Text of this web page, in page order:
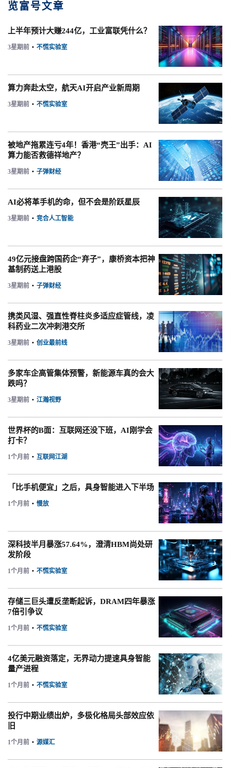
览富号文章
上半年预计大赚244亿，工业富联凭什么？
3星期前 • 不慌实验室
算力奔赴太空，航天AI开启产业新周期
3星期前 • 不慌实验室
被地产拖累连亏4年！香港“壳王”出手：AI
算力能否救德祥地产？
3星期前 • 子弹财经
AI必将革手机的命，但不会是阶跃星辰
3星期前 • 竞合人工智能
49亿元接盘跨国药企“弃子”，康桥资本把神
基制药送上港股
3星期前 • 子弹财经
携类风湿、强直性脊柱炎多适应症管线，凌
科药业二次冲刺港交所
3星期前 • 创业最前线
多家车企高管集体预警，新能源车真的会大
跌吗？
3星期前 • 江瀚视野
世界杯的B面：互联网还没下班，AI刚学会
打卡？
1个月前 • 互联网江湖
「比手机便宜」之后，具身智能进入下半场
1个月前 • 慢放
深科技半月暴涨57.64%，澄清HBM尚处研
发阶段
1个月前 • 不慌实验室
存储三巨头遭反垄断起诉，DRAM四年暴涨
7倍引争议
1个月前 • 不慌实验室
4亿美元融资落定，无界动力提速具身智能
量产进程
1个月前 • 不慌实验室
投行中期业绩出炉，多极化格局头部效应依
旧
1个月前 • 源媒汇